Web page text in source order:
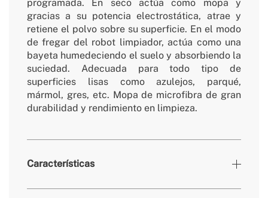
programada. En seco actúa como mopa y
gracias a su potencia electrostática, atrae y
retiene el polvo sobre su superficie. En el modo
de fregar del robot limpiador, actúa como una
bayeta humedeciendo el suelo y absorbiendo la
suciedad. Adecuada para todo tipo de
superficies lisas como azulejos, parqué,
mármol, gres, etc. Mopa de microfibra de gran
durabilidad y rendimiento en limpieza.
Características